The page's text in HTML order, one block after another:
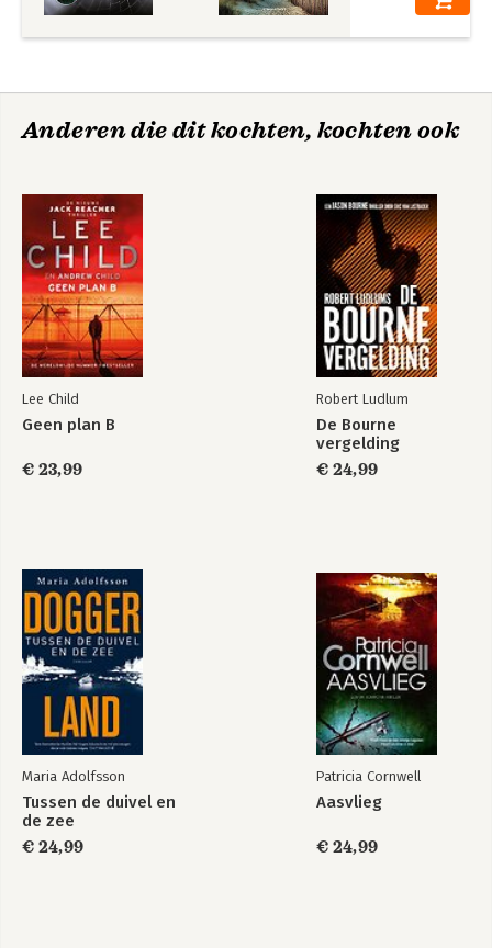
Anderen die dit kochten, kochten ook
Lee Child
Geen plan B
€ 23,99
Robert Ludlum
De Bourne
vergelding
€ 24,99
Maria Adolfsson
Tussen de duivel en
de zee
€ 24,99
Patricia Cornwell
Aasvlieg
€ 24,99